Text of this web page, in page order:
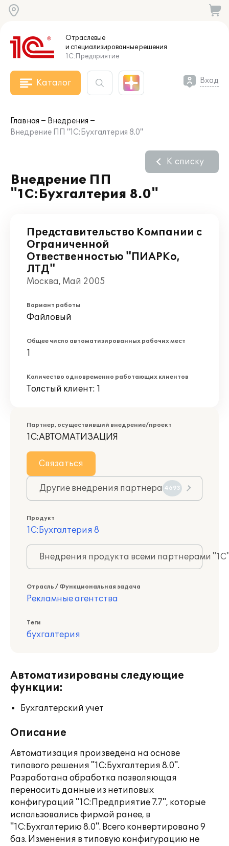
Отраслевые
и специализированныерешения
1С:Предприятие
Каталог Вход
Главная
Внедрения
Внедрение ПП "1С:Бухгалтерия 8.0"
Внедрение ПП
"1С:Бухгалтерия 8.0"
К списку
Представительство Компании с
Ограниченной
Отвественностью "ПИАРКо,
ЛТД"
Москва, Май 2005
Вариант работы
Файловый
Общее число автоматизированных рабочих мест
1
Количество одновременно работающих клиентов
Толстый клиент: 1
Партнер, осуществивший внедрение/проект
1С:АВТОМАТИЗАЦИЯ
Связаться
Другие внедрения партнера 4693
Продукт
1С:Бухгалтерия 8
Внедрения продукта всеми партнерами
Отрасль / Функциональная задача
Рекламные агентства
Теги
бухгалтерия
Автоматизированы следующие
функции:
Бухгалтерский учет
Описание
Автоматизация произведена на основе
типового решения "1С:Бухгалтерия 8.0".
Разработана обработка позволяющая
переносить данные из нетиповых
конфигураций "1С:Предприятие 7.7", которые
использовались фирмой ранее, в
"1С:Бухгалтерию 8.0". Всего конвертировано 9
баз. Изменения в типовую конфигурацию не